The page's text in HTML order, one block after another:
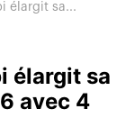
élargit sa...
élargit sa
avec 4